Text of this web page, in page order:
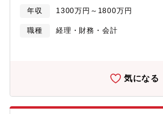
会への参加を通じた技術探索共同研究テ
事業分析、競争環境および市場ポジショ
共同開発案件の調査、社外パートナー
まえた開発テーマの立案および新製品立
税務に関する事項資金：NRIグループ全
保有有価証券等の資産管理に関する事項
務企画」領域でチームリーダー候補を募
ならず、グローバル・ビジネス強化の方
行・格付機関等）の要求に応えながらバ
を企画・立案・執行していくことが、こ
求められています。NRIグループのサス
から推進するための取り組みにも積極的
年収 1300万円～1800万円
職種
経理・財務・会計
気になる